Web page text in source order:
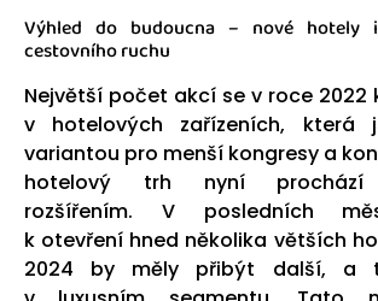
Výhled do budoucna – nové hotely
cestovního ruchu
Největší počet akcí se v roce 2022
v hotelových zařízeních, která
variantou pro menší kongresy a
hotelový trh nyní prochází
rozšířením. V posledních
k otevření hned několika větších
2024 by měly přibýt další, a